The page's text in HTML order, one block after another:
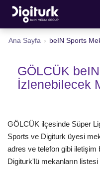
Ana Sayfa › beIN Sports
GÖLCÜK
İzlenebilecek
GÖLCÜK ilçesinde Süper
Sports ve Digiturk üyesi
adres ve telefon gibi iletişim
Digiturk'lü mekanların